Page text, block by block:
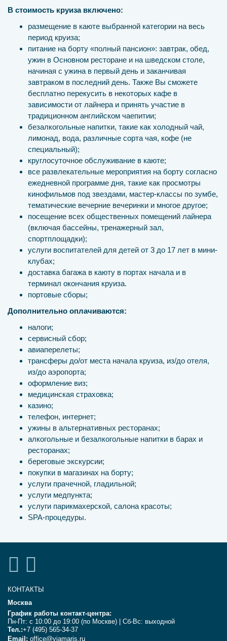
В стоимость круиза включено:
размещение в каюте выбранной категории на весь
период круиза;
питание на борту «полный пансион»: завтрак, обед,
ужин в Основном ресторане и на шведском столе,
начиная с ужина в первый день и заканчивая
завтраком в последний день. Также Вы сможете
бесплатно перекусить в некоторых кафе в
зависимости от лайнера и принять участие в
традиционном английском чаепитии;
безалкогольные напитки, такие как холодный чай,
лимонад, вода, различные сорта чая, кофе (не
специальный);
круглосуточное обслуживание в каюте;
все развлекательные мероприятия на борту согласно
ежедневной программе дня, такие как просмотры
кинофильмов под звездами, мастер-классы по зумбе,
тематические вечерние вечеринки и многое другое;
посещение всех общественных помещений лайнера
(включая бассейны, тренажерный зал,
спортплощадки);
услуги воспитателей для детей от 3 до 17 лет в мини-
клубах;
доставка багажа в каюту в портах начала и в
терминал окончания круиза.
портовые сборы;
Дополнительно оплачиваются:
налоги;
сервисный сбор;
авиаперелеты;
трансферы до/от места начала круиза, из/до отеля,
из/до аэропорта;
оформление виз;
медицинская страховка;
казино;
телефон, интернет;
ужины в альтернативных ресторанах;
алкогольные и безалкогольные напитки в барах и
ресторанах;
береговые экскурсии;
покупки в магазинах на борту;
услуги прачечной, гладильной;
услуги медпункта;
услуги парикмахерской, салона красоты;
SPA-процедуры.
КОНТАКТЫ
Москва
График работы контакт-центра:
Пн-Пт: с 10:00 до 19:00 (по Москве) | Сб-Вс: выходной
Тел.:+7 (495) 565-34-37
Email: office@viamaris.ru